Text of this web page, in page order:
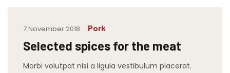
7 November 2018 Pork
Selected spices for the meat
Morbi volutpat nisi a ligula vestibulum placerat.